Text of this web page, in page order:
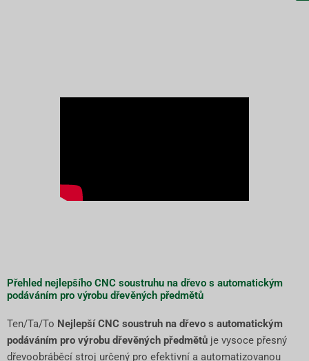
Přehled nejlepšího CNC soustruhu na dřevo s automatickým
podáváním pro výrobu dřevěných předmětů
Ten/Ta/To Nejlepší CNC soustruh na dřevo s automatickým
podáváním pro výrobu dřevěných předmětů je vysoce přesný
dřevoobráběcí stroj určený pro efektivní a automatizovanou